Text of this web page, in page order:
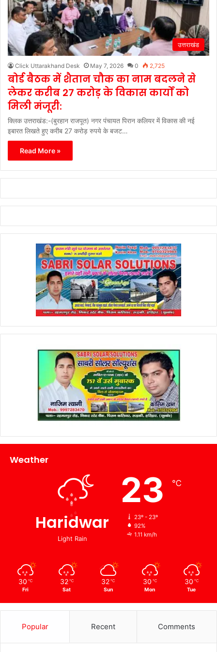
उत्तराखंड
Click Uttarakhand Desk May 7, 2026 0 2,725
बोर्ड बैठक में शैतान चौक का नाम बदलने से
लेकर करीब 27 करोड़ के विकास कार्यों को
मिली मंजूरी:
क्लिक उत्तराखंड:-(बुरहान राजपूत) नगर पंचायत पिरान कलियर में विकास की नई
इबारत लिखते हुए करीब 27 करोड़ रुपये के बजट…
Read More »
Weather
Haridwar
Light Rain
23 ℃
23º - 23º
92%
1.11 km/h
30 ℃
Fri
32 ℃
Sat
32 ℃
Sun
30 ℃
Mon
30 ℃
Tue
Popular Recent Comments